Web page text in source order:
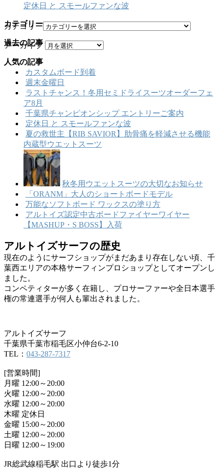
定休日 と スモールファンな波
カテゴリー
カテゴリー
過去の記事
アーカイブ
人気の記事
カスタムボード到着
週末金曜日
ラストチャンス！冬用セミドライスーツオーダーフェ
ア8月
千葉県チャンピオンシップ エントリーご案内
定休日 と スモールファンな波
夏の救世主【RIB SAVIOR】肋骨痛を軽減させる機能
内蔵型ウエットスーツ
秋冬用ウエットスーツの大切なお知らせ
「ORANM」大人のショートボードモデル
万能なソフトボード ワックスの塗り方
アルトイズ認定中古ボードファイヤーワイヤー
【MASHUP・S BOSS】入荷
アルトイズサーフの歴史
現在のようにサーフショップがまだあまり存在しない頃、千
葉西エリアの本格サーフィンプロショップとしてオープンし
ました。
コンペティターが多く在籍し、プロサーファーや全日本選手
権の常連選手が何人も輩出されました。
アルトイズサーフ
千葉県千葉市稲毛区小仲台6-2-10
TEL： 043-287-7317
[営業時間]
月曜 12:00～20:00
火曜 12:00～20:00
水曜 12:00～20:00
木曜 定休日
金曜 15:00～20:00
土曜 12:00～20:00
日曜 12:00～19:00
JR総武線稲毛駅 出口より徒歩1分